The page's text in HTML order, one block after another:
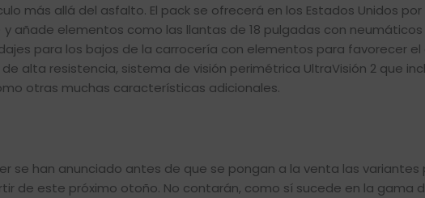
más allá del asfalto. El pack se ofrecerá en los Estados Unidos
y añade elementos como las llantas de 18 pulgadas con
para los bajos de la carrocería con elementos para favorecer
alta resistencia, sistema de visión perimétrica UltraVisión 2 que
otras muchas características adicionales.
se han anunciado antes de que se pongan a la venta las
de este próximo otoño. No contarán, como sí sucede en la gama